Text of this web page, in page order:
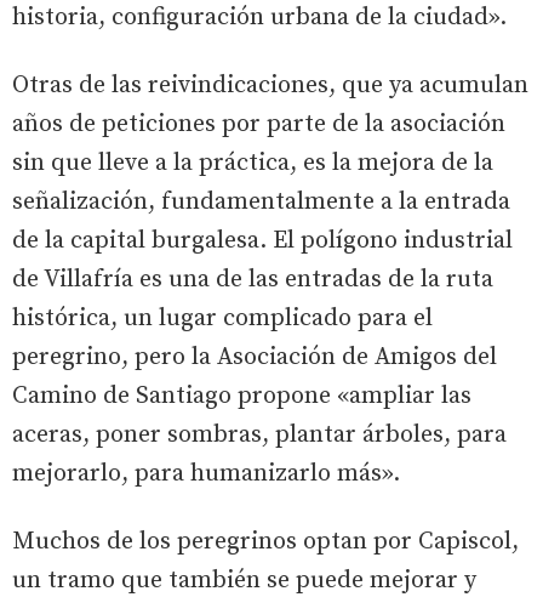
historia, configuración urbana de la ciudad».
Otras de las reivindicaciones, que ya acumulan
años de peticiones por parte de la asociación
sin que lleve a la práctica, es la mejora de la
señalización, fundamentalmente a la entrada
de la capital burgalesa. El polígono industrial
de Villafría es una de las entradas de la ruta
histórica, un lugar complicado para el
peregrino, pero la Asociación de Amigos del
Camino de Santiago propone «ampliar las
aceras, poner sombras, plantar árboles, para
mejorarlo, para humanizarlo más».
Muchos de los peregrinos optan por Capiscol,
un tramo que también se puede mejorar y